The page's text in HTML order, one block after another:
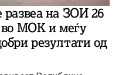
развеа на ЗОИ 26
во МОК и меѓу
резултати од